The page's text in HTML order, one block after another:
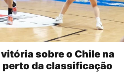
sobre o Chile na
perto da classificação